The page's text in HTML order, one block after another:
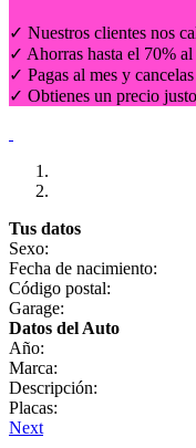
✓ Nuestros clientes nos
✓ Ahorras hasta el 70%
✓ Pagas al mes y
✓ Obtienes un precio
Tus datos
Sexo:
Fecha de nacimiento:
Código postal:
Garage:
Datos del Auto
Año:
Marca:
Descripción:
Placas:
Next